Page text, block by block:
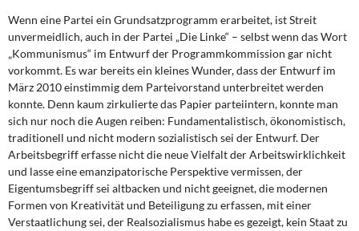
Wirtschaftspolitik
Steuer- und Finanzpolitik
Öffentliche Infrastruktur und Daseinsvorsorge
Eurokrise und Griechenland
DIE LINKE
Weitere Themen
Wenn eine Partei ein Grundsatzprogramm erarbeitet, ist Streit
unvermeidlich, auch in der Partei „Die Linke“ – selbst wenn das Wort
„Kommunismus“ im Entwurf der Programmkommission gar nicht
vorkommt. Es war bereits ein kleines Wunder, dass der Entwurf im
März 2010 einstimmig dem Parteivorstand unterbreitet werden
konnte. Denn kaum zirkulierte das Papier parteiintern, konnte man
sich nur noch die Augen reiben: Fundamentalistisch, ökonomistisch,
traditionell und nicht modern sozialistisch sei der Entwurf. Der
Arbeitsbegriff erfasse nicht die neue Vielfalt der Arbeitswirklichkeit
und lasse eine emanzipatorische Perspektive vermissen, der
Eigentumsbegriff sei altbacken und nicht geeignet, die modernen
Formen von Kreativität und Beteiligung zu erfassen, mit einer
Verstaatlichung sei, der Realsozialismus habe es gezeigt, kein Staat zu